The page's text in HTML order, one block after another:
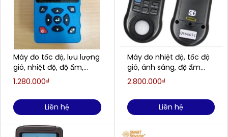
Máy đo tốc độ, lưu lượng
gió, nhiệt độ, độ ẩm,
điểm sương OWON
m/s; 5 - 95 %RH; -10 - 50
℃)
1.280.000₫
Liên hệ
Máy đo nhiệt độ, tốc độ
gió, ánh sáng, độ ẩm
LUTRON LM8000A
2.800.000₫
Liên hệ